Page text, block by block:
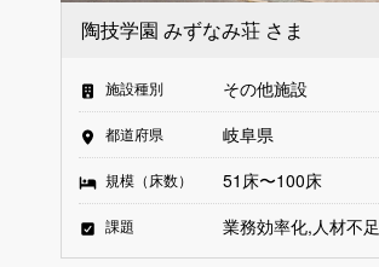
陶技学園 みずなみ荘 さま
施設種別 その他施設
都道府県 岐阜県
規模（床数） 51床〜100床
課題 業務効率化 人材不足